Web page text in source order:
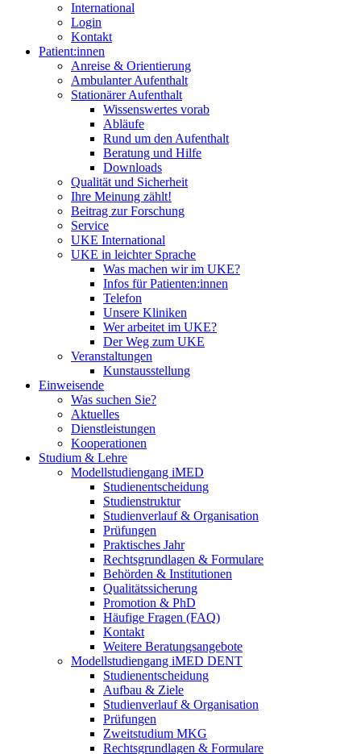
International
Login
Kontakt
Patient:innen
Anreise & Orientierung
Ambulanter Aufenthalt
Stationärer Aufenthalt
Wissenswertes vorab
Abläufe
Rund um den Aufenthalt
Beratung und Hilfe
Downloads
Qualität und Sicherheit
Ihre Meinung zählt!
Beitrag zur Forschung
Service
UKE International
UKE in leichter Sprache
Was machen wir im UKE?
Infos für Patienten:innen
Telefon
Unsere Kliniken
Wer arbeitet im UKE?
Der Weg zum UKE
Veranstaltungen
Kunstausstellung
Einweisende
Was suchen Sie?
Aktuelles
Dienstleistungen
Kooperationen
Studium & Lehre
Modellstudiengang iMED
Studienentscheidung
Studienstruktur
Studienverlauf & Organisation
Prüfungen
Praktisches Jahr
Rechtsgrundlagen & Formulare
Behörden & Institutionen
Qualitätssicherung
Promotion & PhD
Häufige Fragen (FAQ)
Kontakt
Weitere Beratungsangebote
Modellstudiengang iMED DENT
Studienentscheidung
Aufbau & Ziele
Studienverlauf & Organisation
Prüfungen
Zweitstudium MKG
Rechtsgrundlagen & Formulare